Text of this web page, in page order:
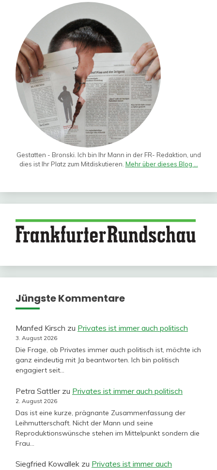
Gestatten - Bronski. Ich bin Ihr Mann in der FR- Redaktion, und
dies ist Ihr Platz zum Mitdiskutieren. Mehr über dieses Blog ...
Jüngste Kommentare
Manfed Kirsch zu Privates ist immer auch politisch
3. August 2026
Die Frage, ob Privates immer auch politisch ist, möchte ich
ganz eindeutig mit Ja beantworten. Ich bin politisch
engagiert seit…
Petra Sattlerzu Privates ist immer auch politisch
2. August 2026
Das ist eine kurze, prägnante Zusammenfassung der
Leihmutterschaft. Nicht der Mann und seine
Reproduktionswünsche stehen im Mittelpunkt sondern die
Frau…
Siegfried Kowallek zu Privates ist immer auch